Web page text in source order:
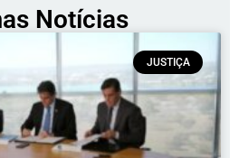
Notícias
JUSTIÇA